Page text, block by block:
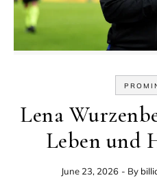
Lena
Leben und
June 23, 2026 - By